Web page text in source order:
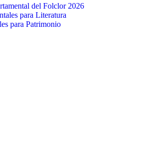
del Folclor 2026
para Literatura
para Patrimonio